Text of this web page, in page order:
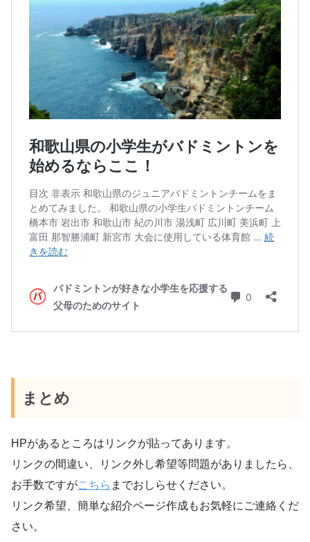
まとめ
HPがあるところはリンクが貼ってあります。
リンクの間違い、リンク外し希望等問題がありましたら、
お手数ですがこちら までおしらせください。
リンク希望、簡単な紹介ページ作成もお気軽にご連絡くだ
さい。